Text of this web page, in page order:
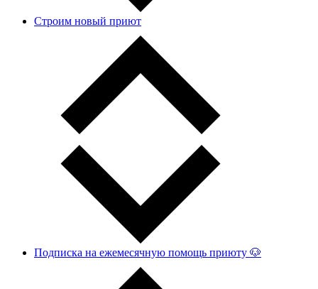
Строим новый приют
Подписка на ежемесячную помощь приюту 🐶